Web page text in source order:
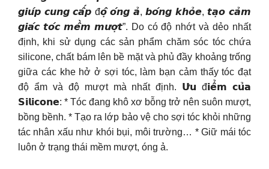
𝙜𝙞𝙪́𝙥 𝙘𝙪𝙣𝙜 𝙘𝙖̂́𝙥 đ𝙤̣̂ 𝙤́𝙣𝙜 𝙖̉, 𝙗𝙤́𝙣𝙜 𝙠𝙝𝙤̉𝙚, 𝙩𝙖̣𝙤 𝙘𝙖̉𝙢
𝙜𝙞𝙖́𝙘 𝙩𝙤́𝙘 𝙢𝙚̂̀𝙢 𝙢𝙪̛𝙤̛̣𝙩”. Do có độ nhớt và dẻo nhất
định, khi sử dụng các sản phẩm chăm sóc tóc chứa
silicone, chất bám lên bề mặt và phủ đầy khoảng trống
giữa các khe hở ở sợi tóc, làm bạn cảm thấy tóc đạt
độ ẩm và độ mượt mà nhất định. 𝗨̛𝘂 đ𝗶𝗲̂̉𝗺 𝗰𝘂̉𝗮
𝗦𝗶𝗹𝗶𝗰𝗼𝗻𝗲: * Tóc đang khô xơ bỗng trở nên suôn mượt,
bồng bềnh. * Tạo ra lớp bảo vệ cho sợi tóc khỏi những
tác nhân xấu như khói bụi, môi trường… * Giữ mái tóc
luôn ở trạng thái mềm mượt, óng ả.